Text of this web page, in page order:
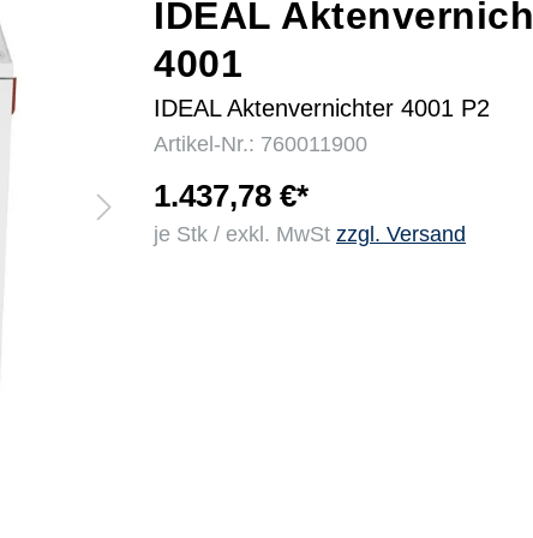
IDEAL
4001
IDEAL Aktenvernichter 4001 P2
Artikel-Nr.: 760011900
1.437,78 €*
je Stk / exkl. MwSt zzgl. Versand